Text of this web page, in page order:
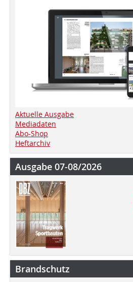
Aktuelle Ausgabe
Mediadaten
Abo-Shop
Heftarchiv
Ausgabe 07-08/2026
Brandschutz